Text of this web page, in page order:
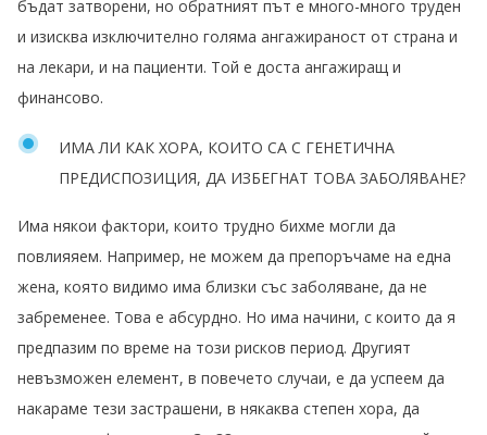
бъдат затворени, но обратният път е много-много труден
и изисква изключително голяма ангажираност от страна и
на лекари, и на пациенти. Той е доста ангажиращ и
финансово.
ИМА ЛИ КАК ХОРА, КОИТО СА С ГЕНЕТИЧНА
ПРЕДИСПОЗИЦИЯ, ДА ИЗБЕГНАТ ТОВА ЗАБОЛЯВАНЕ?
Има някои фактори, които трудно бихме могли да
повлияяем. Например, не можем да препоръчаме на една
жена, която видимо има близки със заболяване, да не
забременее. Това е абсурдно. Но има начини, с които да я
предпазим по време на този рисков период. Другият
невъзможен елемент, в повечето случаи, е да успеем да
накараме тези застрашени, в някаква степен хора, да